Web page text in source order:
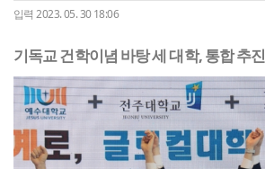
입력 2023. 05. 30 18:06
기독교 건학이념 바탕 세 대학, 통합 추진